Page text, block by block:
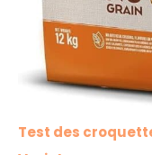
Test des